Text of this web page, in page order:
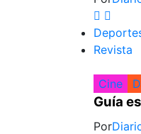
Revista
Cine
Guía
Por